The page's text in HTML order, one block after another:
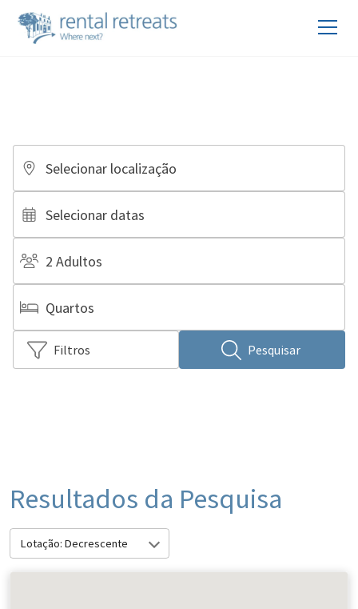
Selecionar localização
Selecionar datas
2 Adultos
Quartos
Filtros Pesquisar
Resultados da Pesquisa
Lotação: Decrescente